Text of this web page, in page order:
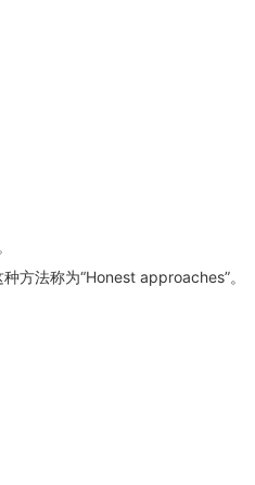
方法称为“Honest approaches”。